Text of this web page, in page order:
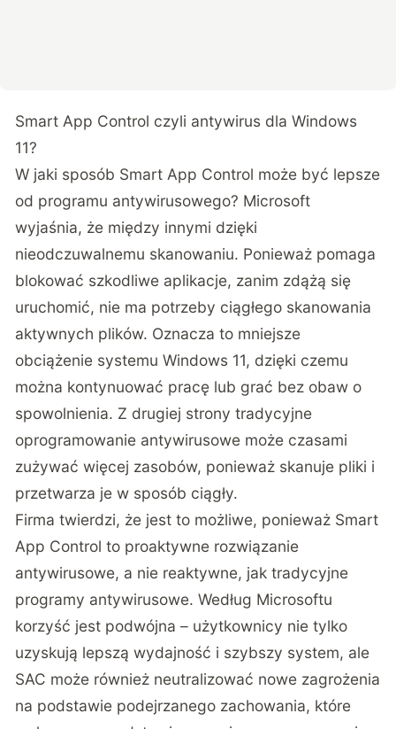
Smart App Control czyli antywirus dla Windows
11?
W jaki sposób Smart App Control może być lepsze
od programu antywirusowego? Microsoft
wyjaśnia, że między innymi dzięki
nieodczuwalnemu skanowaniu. Ponieważ pomaga
blokować szkodliwe aplikacje, zanim zdążą się
uruchomić, nie ma potrzeby ciągłego skanowania
aktywnych plików. Oznacza to mniejsze
obciążenie systemu Windows 11, dzięki czemu
można kontynuować pracę lub grać bez obaw o
spowolnienia. Z drugiej strony tradycyjne
oprogramowanie antywirusowe może czasami
zużywać więcej zasobów, ponieważ skanuje pliki i
przetwarza je w sposób ciągły.
Firma twierdzi, że jest to możliwe, ponieważ Smart
App Control to proaktywne rozwiązanie
antywirusowe, a nie reaktywne, jak tradycyjne
programy antywirusowe. Według Microsoftu
korzyść jest podwójna – użytkownicy nie tylko
uzyskują lepszą wydajność i szybszy system, ale
SAC może również neutralizować nowe zagrożenia
na podstawie podejrzanego zachowania, które